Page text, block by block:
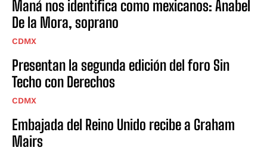
Maná nos identifica como mexicanos: Anabel
De la Mora, soprano
CDMX
Presentan la segunda edición del foro Sin
Techo con Derechos
CDMX
Embajada del Reino Unido recibe a Graham
Mairs